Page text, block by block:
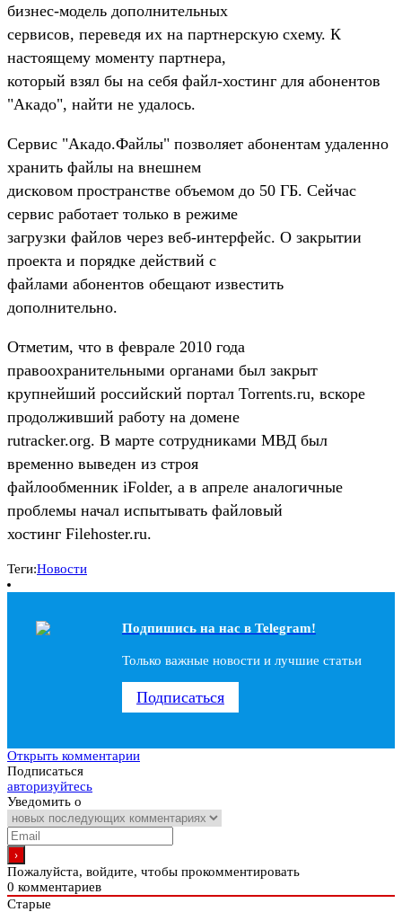
бизнес-модель дополнительных
сервисов, переведя их на партнерскую схему. К
настоящему моменту партнера,
который взял бы на себя файл-хостинг для абонентов
"Акадо", найти не удалось.
Сервис "Акадо.Файлы" позволяет абонентам удаленно
хранить файлы на внешнем
дисковом пространстве объемом до 50 ГБ. Сейчас
сервис работает только в режиме
загрузки файлов через веб-интерфейс. О закрытии
проекта и порядке действий с
файлами абонентов обещают известить
дополнительно.
Отметим, что в феврале 2010 года
правоохранительными органами был закрыт
крупнейший российский портал Torrents.ru, вскоре
продолживший работу на домене
rutracker.org. В марте сотрудниками МВД был
временно выведен из строя
файлообменник iFolder, а в апреле аналогичные
проблемы начал испытывать файловый
хостинг Filehoster.ru.
Теги:Новости
Подпишись на наc в Telegram!
Только важные новости и лучшие статьи
Подписаться
Открыть комментарии
Подписаться
авторизуйтесь
Уведомить о
Пожалуйста, войдите, чтобы прокомментировать
0 комментариев
Старые